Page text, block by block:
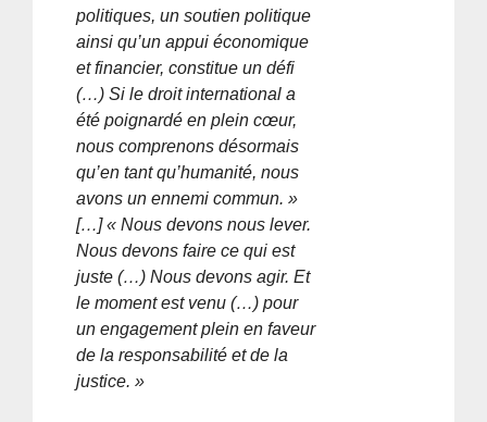
politiques, un soutien politique
ainsi qu’un appui économique
et financier, constitue un défi
(…) Si le droit international a
été poignardé en plein cœur,
nous comprenons désormais
qu’en tant qu’humanité, nous
avons un ennemi commun. »
[…] « Nous devons nous lever.
Nous devons faire ce qui est
juste (…) Nous devons agir. Et
le moment est venu (…) pour
un engagement plein en faveur
de la responsabilité et de la
justice. »